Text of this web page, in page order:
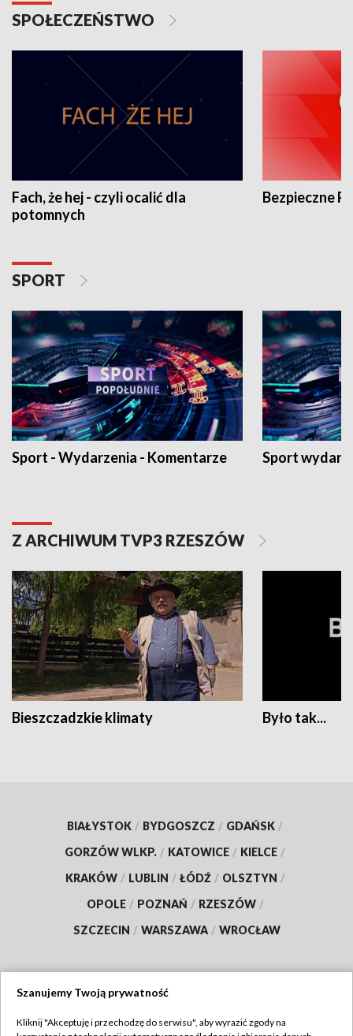
SPOŁECZEŃSTWO
Fach, że hej - czyli ocalić dla
potomnych
Bezpieczne
SPORT
Sport - Wydarzenia - Komentarze Sport
Z ARCHIWUM TVP3 RZESZÓW
Bieszczadzkie klimaty Było tak...
BIAŁYSTOK / BYDGOSZCZ / GDAŃSK /
GORZÓW WLKP. / KATOWICE / KIELCE /
KRAKÓW / LUBLIN / ŁÓDŹ / OLSZTYN /
OPOLE / POZNAŃ / RZESZÓW /
SZCZECIN / WARSZAWA / WROCŁAW
Szanujemy Twoją prywatność
Kliknij "Akceptuję i przechodzę do serwisu", aby wyrazić zgody na